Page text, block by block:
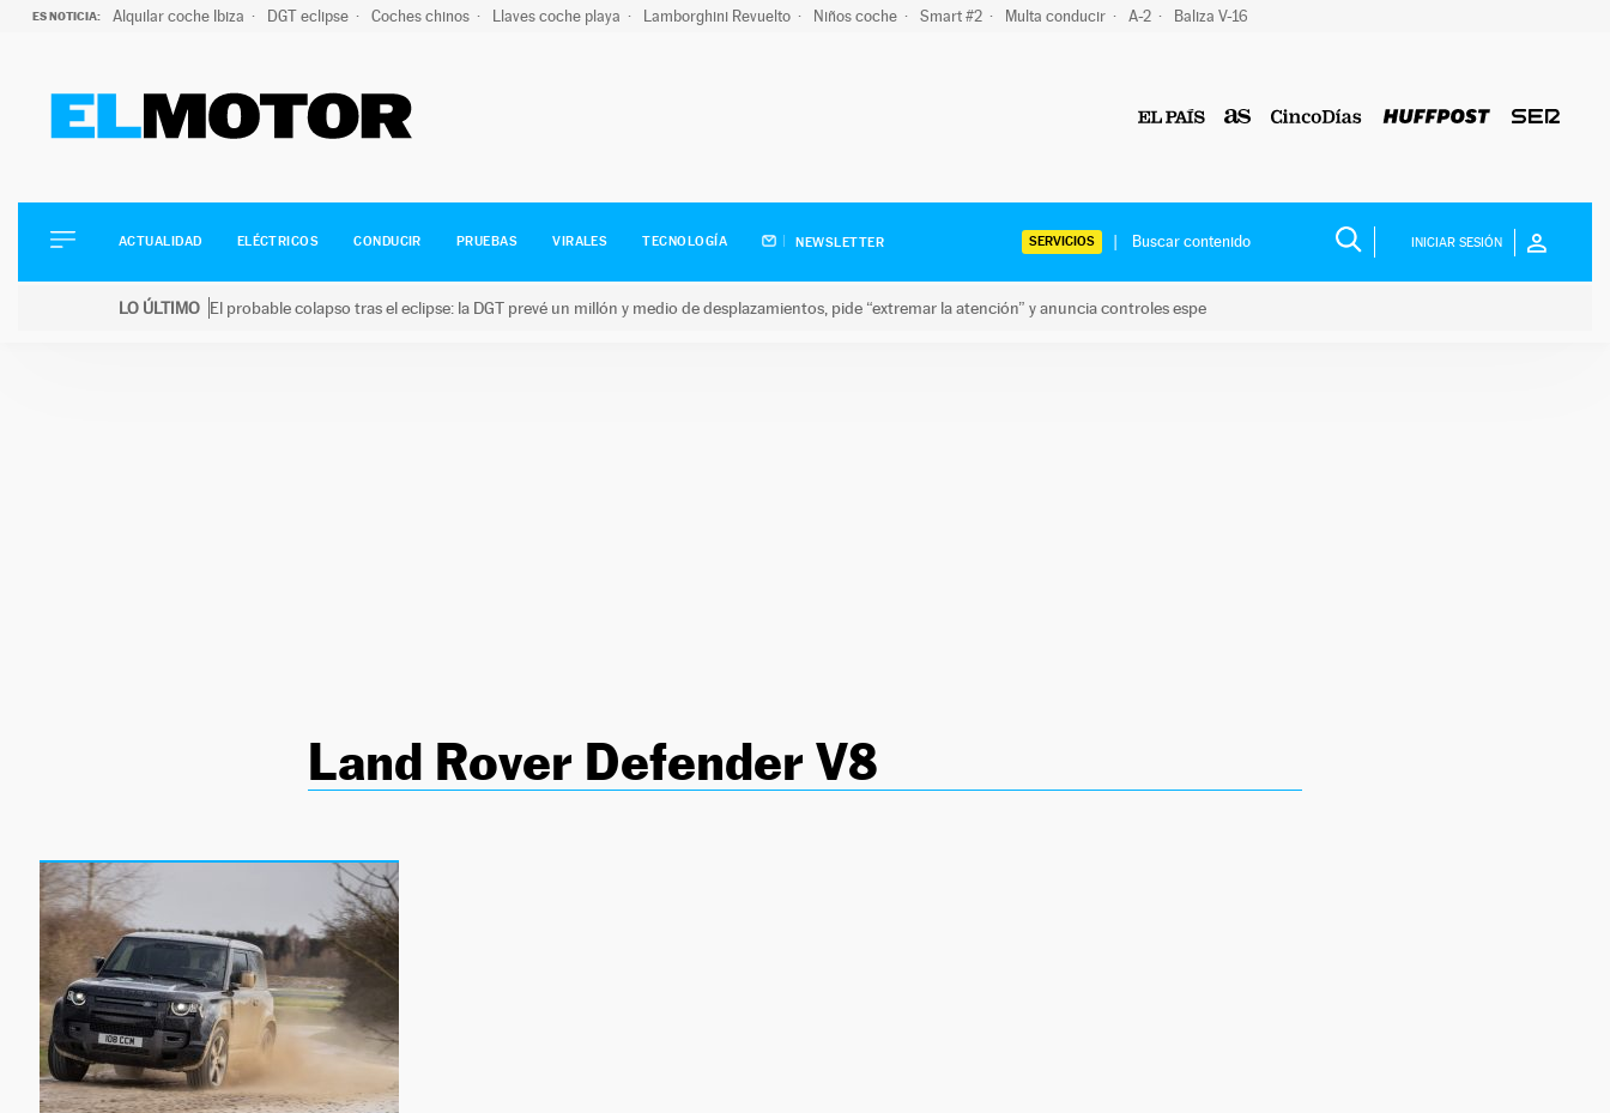
ES NOTICIA: Alquilar coche Ibiza DGT eclipse Coches chinos Llaves coche playa Lamborghini Revuelto Niños coche Smart #2 Multa conducir A-2 Baliza V-16
ELÉCTRICOS
CONDUCIR
ACTUALIDAD ELÉCTRICOS CONDUCIR PRUEBAS VIRALES TECNOLOGÍA NEWSLETTER SERVICIOS INICIAR SESIÓN
LO ÚLTIMO El probable colapso tras el eclipse: la DGT prevé un millón y medio de desplazamientos, pide “extremar la atención” y anuncia controles espe
Land Rover Defender V8